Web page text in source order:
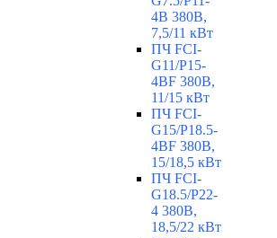
4B 380В,
7,5/11 кВт
ПЧ FCI-
G11/P15-
4BF 380В,
11/15 кВт
ПЧ FCI-
G15/P18.5-
4BF 380В,
15/18,5 кВт
ПЧ FCI-
G18.5/P22-
4 380В,
18,5/22 кВт